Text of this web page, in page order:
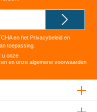
en het Privacybeleiden
toepassing.
u onze
en onzealgemene voorwaarden